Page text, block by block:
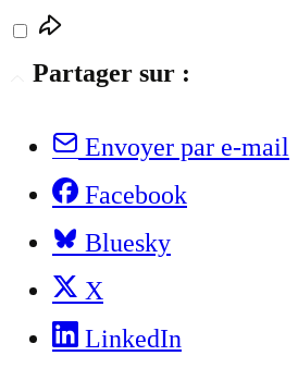
Partager sur :
Envoyer par e-mail
Facebook
Bluesky
X
LinkedIn